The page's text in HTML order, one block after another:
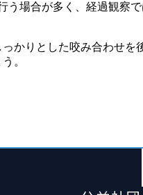
う場合が多く、経過観察
かりとした咬み合わせ
。